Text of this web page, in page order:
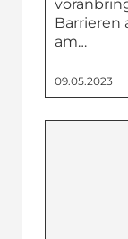
Barrieren
am…
09.05.2023